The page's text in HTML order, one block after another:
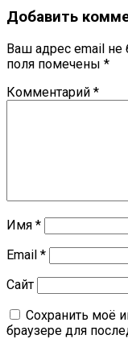
Добавить
Ваш адрес email не
поля помечены *
Комментарий *
Имя *
Email *
Сайт
Сохранить моё
браузере для